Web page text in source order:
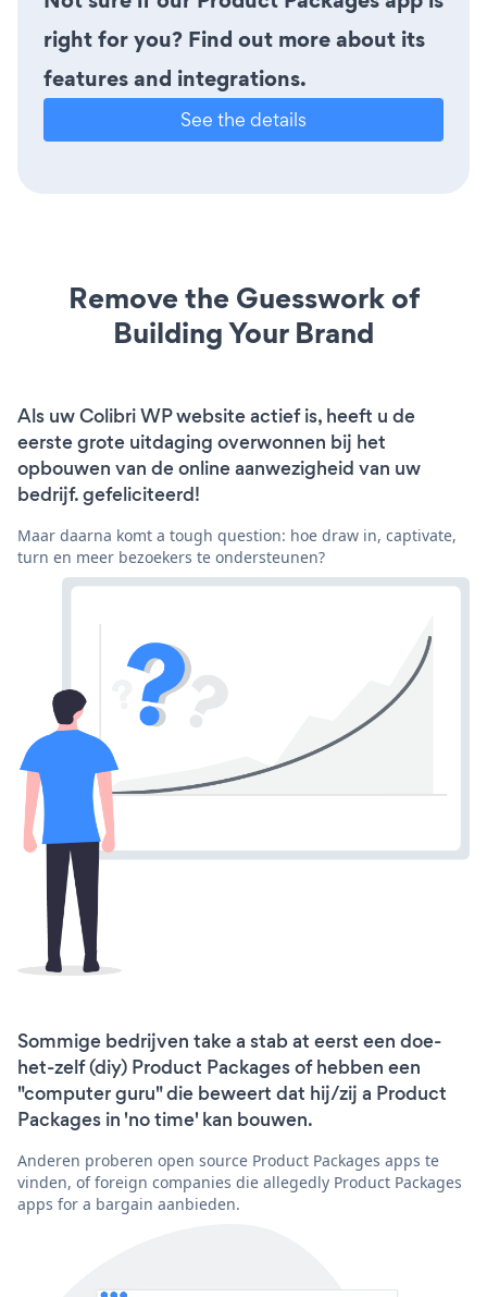
right for you? Find out more about its
features and integrations.
See the details
Remove the Guesswork of
Building Your Brand
Als uw Colibri WP website actief is, heeft u de
eerste grote uitdaging overwonnen bij het
opbouwen van de online aanwezigheid van uw
bedrijf. gefeliciteerd!
Maar daarna komt a tough question: hoe draw in, captivate,
turn en meer bezoekers te ondersteunen?
Sommige bedrijven take a stab at eerst een doe-
het-zelf (diy) Product Packages of hebben een
"computer guru" die beweert dat hij/zij a Product
Packages in 'no time' kan bouwen.
Anderen proberen open source Product Packages apps te
vinden, of foreign companies die allegedly Product Packages
apps for a bargain aanbieden.